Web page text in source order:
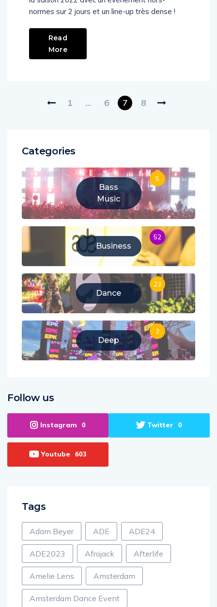
normes sur 2 jours et un line-up très dense !
Read
More
1 … 6 7 8
Categories
Bass
Music
5
Business
52
Dance
23
Deep
2
Follow us
Instagram 0 Twitter 0
Youtube 603
Tags
Adam Beyer ADE ADE24
ADE2023 Afrojack Afterlife
Amelie Lens Amsterdam
Amsterdam Dance Event